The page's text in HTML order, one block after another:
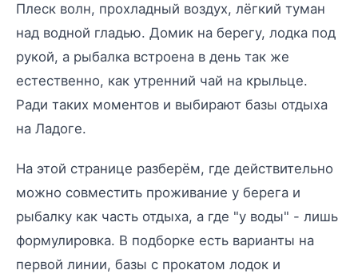
Плеск волн, прохладный воздух, лёгкий туман
над водной гладью. Домик на берегу, лодка под
рукой, а рыбалка встроена в день так же
естественно, как утренний чай на крыльце.
Ради таких моментов и выбирают базы отдыха
на Ладоге.
На этой странице разберём, где действительно
можно совместить проживание у берега и
рыбалку как часть отдыха, а где "у воды" - лишь
формулировка. В подборке есть варианты на
первой линии, базы с прокатом лодок и